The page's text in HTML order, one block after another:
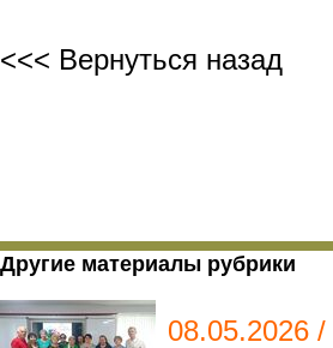
<<< Вернуться назад
Другие материалы рубрики
08.05.2026 /